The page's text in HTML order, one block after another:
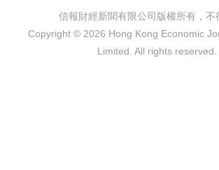
信報財經新聞有限公司版權所有，不
Copyright © 2026 Hong Kong Economic
Limited. All rights reserved.